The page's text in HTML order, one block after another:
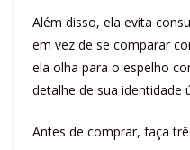
Além disso, ela evita
em vez de se comparar
ela olha para o espelho
detalhe de sua identidade
Antes de comprar, faça